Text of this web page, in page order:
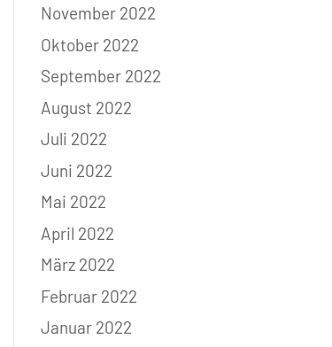
November 2022
Oktober 2022
September 2022
August 2022
Juli 2022
Juni 2022
Mai 2022
April 2022
März 2022
Februar 2022
Januar 2022